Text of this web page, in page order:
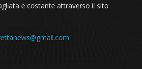
e costante attraverso il sito